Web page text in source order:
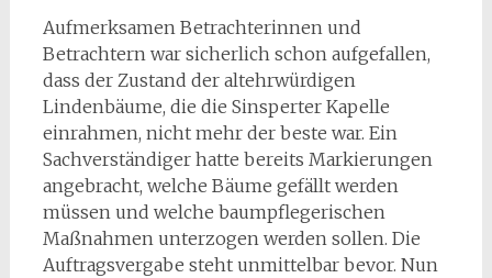
Aufmerksamen Betrachterinnen und
Betrachtern war sicherlich schon aufgefallen,
dass der Zustand der altehrwürdigen
Lindenbäume, die die Sinsperter Kapelle
einrahmen, nicht mehr der beste war. Ein
Sachverständiger hatte bereits Markierungen
angebracht, welche Bäume gefällt werden
müssen und welche baumpflegerischen
Maßnahmen unterzogen werden sollen. Die
Auftragsvergabe steht unmittelbar bevor. Nun